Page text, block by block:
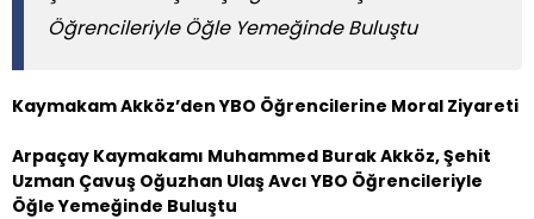
Öğrencileriyle Öğle Yemeğinde Buluştu
Kaymakam Akköz’den YBO Öğrencilerine Moral Ziyareti
Arpaçay Kaymakamı Muhammed Burak Akköz, Şehit
Uzman Çavuş Oğuzhan Ulaş Avcı YBO Öğrencileriyle
Öğle Yemeğinde Buluştu